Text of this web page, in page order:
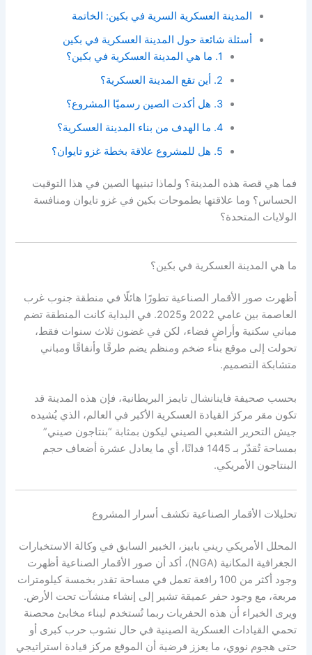
المدينة العسكرية السرية في بكين: الخاتمة
أسئلة شائعة حول المدينة العسكرية في بكين
1. ما هي المدينة العسكرية في بكين؟
2. أين تقع المدينة العسكرية؟
3. هل أكدت الصين رسميًا المشروع؟
4. ما الهدف من بناء المدينة العسكرية؟
5. هل للمشروع علاقة بخطة غزو تايوان؟
فما هي قصة هذه المدينة؟ ولماذا تبنيها الصين في هذا التوقيت
الحساس؟ وما علاقتها بطموحات بكين في غزو تايوان ومنافسة
الولايات المتحدة؟
ما هي المدينة العسكرية في بكين؟
أظهرت صور الأقمار الصناعية تطورًا هائلًا في منطقة جنوب غرب
العاصمة بين عامي 2022 و2025. في البداية كانت المنطقة تضم
مباني سكنية وأراضٍ فضاء، لكن في غضون ثلاث سنوات فقط،
تحولت إلى موقع بناء ضخم ومنظم يضم طرقًا وأنفاقًا ومباني
متشابكة التصميم.
بحسب صحيفة فاينانشال تايمز البريطانية، فإن هذه المدينة قد
تكون مقر مركز القيادة العسكرية الأكبر في العالم، الذي يُشيده
جيش التحرير الشعبي الصيني ليكون بمثابة “بنتاجون صيني”
بمساحة تُقدّر بـ 1445 فدانًا، أي ما يعادل عشرة أضعاف حجم
البنتاجون الأمريكي.
تحليلات الأقمار الصناعية تكشف أسرار المشروع
المحلل الأمريكي ريني بابيز، الخبير السابق في وكالة الاستخبارات
الجغرافية المكانية (NGA)، أكد أن صور الأقمار الصناعية أظهرت
وجود أكثر من 100 رافعة تعمل في مساحة تقدر بخمسة كيلومترات
مربعة، مع وجود حفر عميقة تشير إلى إنشاء منشآت تحت الأرض.
ويرى الخبراء أن هذه الحفريات ربما تُستخدم لبناء مخابئ محصنة
تحمي القيادات العسكرية الصينية في حال نشوب حرب كبرى أو
حتى هجوم نووي، ما يعزز فرضية أن الموقع مركز قيادة استراتيجي